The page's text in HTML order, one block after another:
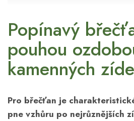
Popínavý
pouhou
kamenných
Pro břečťan je
pne vzhůru po nejrůznějších